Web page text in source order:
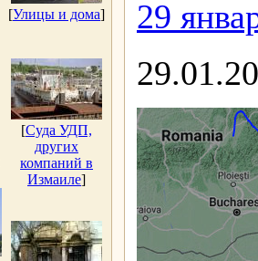
[Улицы и дома]
[Суда УДП,
других
компаний в
Измаиле]
29